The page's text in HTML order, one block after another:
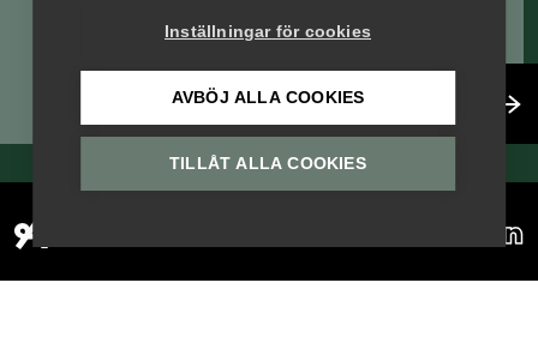
Beställ trycksaker
Bli medlem
Inställningar för cookies
AVBÖJ ALLA COOKIES
TILLÅT ALLA COOKIES